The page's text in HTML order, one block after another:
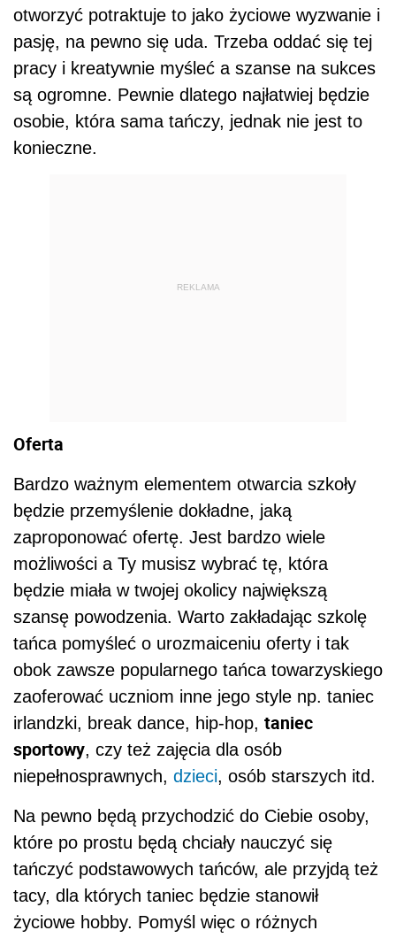
otworzyć potraktuje to jako życiowe wyzwanie i
pasję, na pewno się uda. Trzeba oddać się tej
pracy i kreatywnie myśleć a szanse na sukces
są ogromne. Pewnie dlatego najłatwiej będzie
osobie, która sama tańczy, jednak nie jest to
konieczne.
REKLAMA
Oferta
Bardzo ważnym elementem otwarcia szkoły
będzie przemyślenie dokładne, jaką
zaproponować ofertę. Jest bardzo wiele
możliwości a Ty musisz wybrać tę, która
będzie miała w twojej okolicy największą
szansę powodzenia. Warto zakładając szkolę
tańca pomyśleć o urozmaiceniu oferty i tak
obok zawsze popularnego tańca towarzyskiego
zaoferować uczniom inne jego style np. taniec
irlandzki, break dance, hip-hop, taniec
sportowy, czy też zajęcia dla osób
niepełnosprawnych, dzieci, osób starszych itd.
Na pewno będą przychodzić do Ciebie osoby,
które po prostu będą chciały nauczyć się
tańczyć podstawowych tańców, ale przyjdą też
tacy, dla których taniec będzie stanowił
życiowe hobby. Pomyśl więc o różnych